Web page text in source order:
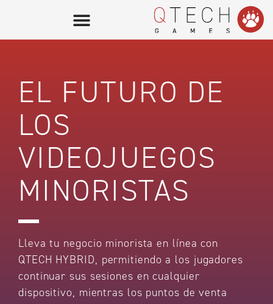
EL FUTURO DE
LOS
VIDEOJUEGOS
MINORISTAS
Lleva tu negocio minorista en línea con
QTECH HYBRID, permitiendo a los jugadores
continuar sus sesiones en cualquier
dispositivo, mientras los puntos de venta